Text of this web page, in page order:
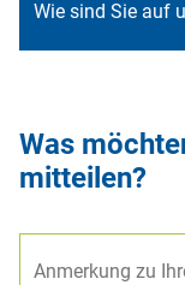
Was
mitteilen?